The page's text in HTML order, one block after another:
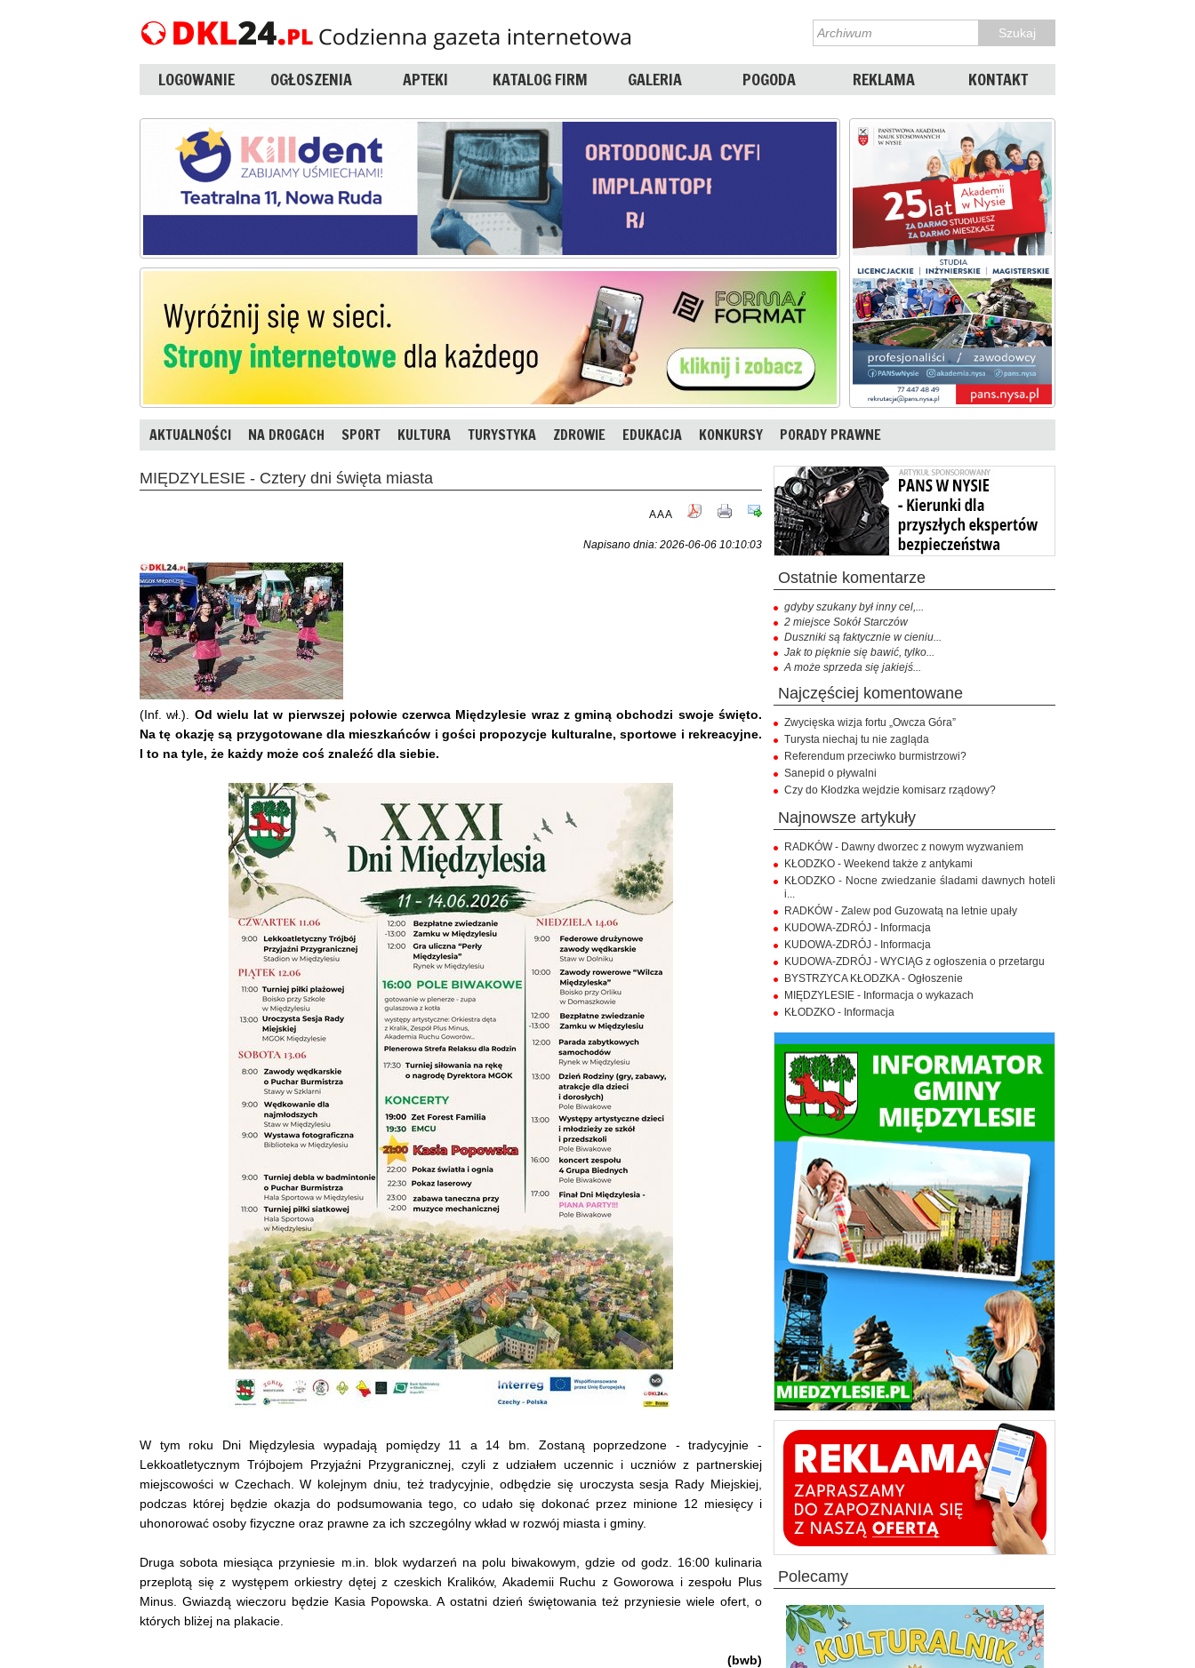
LOGOWANIE OGŁOSZENIA APTEKI KATALOG FIRM GALERIA POGODA REKLAMA KONTAKT
AKTUALNOŚCI NA DROGACH SPORT KULTURA TURYSTYKA ZDROWIE EDUKACJA KONKURSY PORADY PRAWNE
MIĘDZYLESIE - Cztery dni święta miasta
AAA
Napisano dnia: 2026-06-06 10:10:03
(Inf. wł.). Od wielu lat w pierwszej połowie czerwca Międzylesie wraz z gminą obchodzi swoje święto.
Na tę okazję są przygotowane dla mieszkańców i gości propozycje kulturalne, sportowe i rekreacyjne.
I to na tyle, że każdy może coś znaleźć dla siebie.
W tym roku Dni Międzylesia wypadają pomiędzy 11 a 14 bm. Zostaną poprzedzone - tradycyjnie -
Lekkoatletycznym Trójbojem Przyjaźni Przygranicznej, czyli z udziałem uczennic i uczniów z partnerskiej
miejscowości w Czechach. W kolejnym dniu, też tradycyjnie, odbędzie się uroczysta sesja Rady Miejskiej,
podczas której będzie okazja do podsumowania tego, co udało się dokonać przez minione 12 miesięcy i
uhonorować osoby fizyczne oraz prawne za ich szczególny wkład w rozwój miasta i gminy.
Druga sobota miesiąca przyniesie m.in. blok wydarzeń na polu biwakowym, gdzie od godz. 16:00 kulinaria
przeplotą się z występem orkiestry dętej z czeskich Kralików, Akademii Ruchu z Goworowa i zespołu Plus
Minus. Gwiazdą wieczoru będzie Kasia Popowska. A ostatni dzień świętowania też przyniesie wiele ofert, o
których bliżej na plakacie.
(bwb)
ostatnie komentarze
gdyby szukany był inny cel,...
2 miejsce Sokół Starczów
Duszniki są faktycznie w cieniu...
Jak to pięknie się bawić, tylko...
A może sprzeda się jakiejś...
najczęściej komentowane
Zwycięska wizja fortu „Owcza Góra”
Turysta niechaj tu nie zagląda
Referendum przeciwko burmistrzowi?
Sanepid o pływalni
Czy do Kłodzka wejdzie komisarz rządowy?
najnowsze artykuły
RADKÓW - Dawny dworzec z nowym wyzwaniem
KŁODZKO - Weekend także z antykami
KŁODZKO - Nocne zwiedzanie śladami dawnych hoteli
i...
RADKÓW - Zalew pod Guzowatą na letnie upały
KUDOWA-ZDRÓJ - Informacja
KUDOWA-ZDRÓJ - Informacja
KUDOWA-ZDRÓJ - WYCIĄG z ogłoszenia o przetargu
BYSTRZYCA KŁODZKA - Ogłoszenie
MIĘDZYLESIE - Informacja o wykazach
KŁODZKO - Informacja
polecamy